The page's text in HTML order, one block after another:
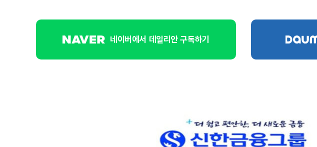
네이버에서 데일리안 구독하기